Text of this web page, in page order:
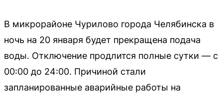
В микрорайоне Чурилово города Челябинска в
ночь на 20 января будет прекращена подача
воды. Отключение продлится полные сутки — с
00:00 до 24:00. Причиной стали
запланированные аварийные работы на